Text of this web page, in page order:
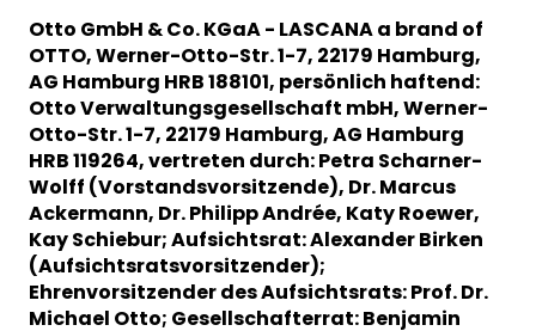
Otto GmbH & Co. KGaA - LASCANA a brand of
OTTO, Werner-Otto-Str. 1-7, 22179 Hamburg,
AG Hamburg HRB 188101, persönlich haftend:
Otto Verwaltungsgesellschaft mbH, Werner-
Otto-Str. 1-7, 22179 Hamburg, AG Hamburg
HRB 119264, vertreten durch: Petra Scharner-
Wolff (Vorstandsvorsitzende), Dr. Marcus
Ackermann, Dr. Philipp Andrée, Katy Roewer,
Kay Schiebur; Aufsichtsrat: Alexander Birken
(Aufsichtsratsvorsitzender);
Ehrenvorsitzender des Aufsichtsrats: Prof. Dr.
Michael Otto; Gesellschafterrat: Benjamin